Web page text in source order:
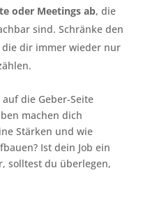
oder Meetings ab, die
sind. Schränke den
die dir immer wieder nur
die Geber-Seite
machen dich
Stärken und wie
Ist dein Job ein
solltest du überlegen,